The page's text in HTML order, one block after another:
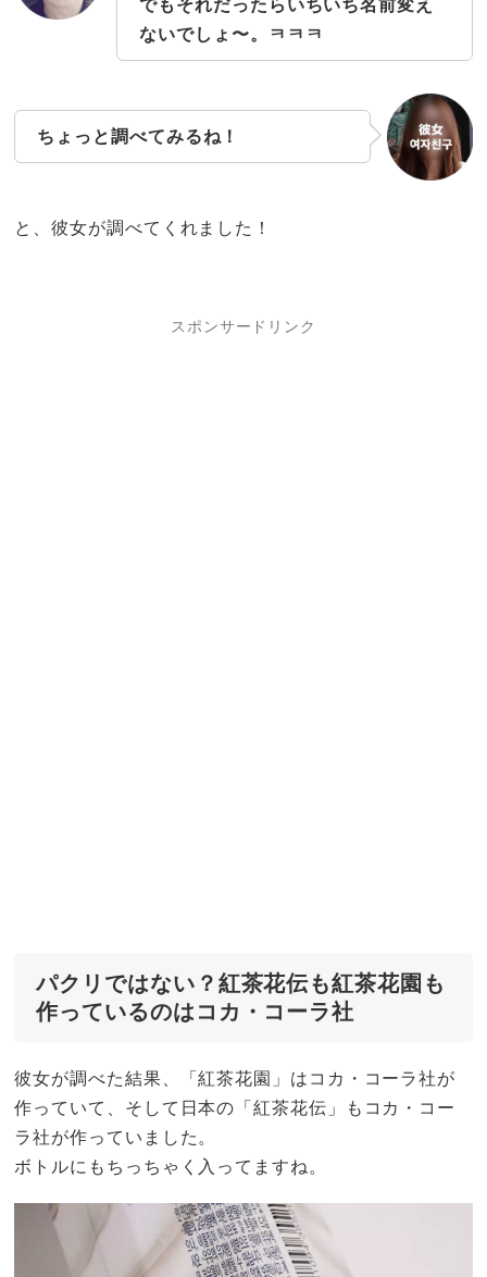
でもそれだったらいちいち名前変え
ないでしょ〜。ㅋㅋㅋ
ちょっと調べてみるね！
と、彼女が調べてくれました！
スポンサードリンク
パクリではない？紅茶花伝も紅茶花園も
作っているのはコカ・コーラ社
彼女が調べた結果、「紅茶花園」はコカ・コーラ社が
作っていて、そして日本の「紅茶花伝」もコカ・コー
ラ社が作っていました。
ボトルにもちっちゃく入ってますね。